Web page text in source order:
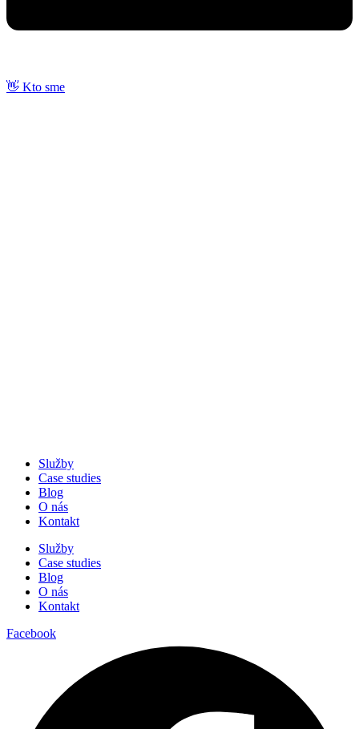
👋 Kto sme
Služby
Case studies
Blog
O nás
Kontakt
Služby
Case studies
Blog
O nás
Kontakt
Facebook